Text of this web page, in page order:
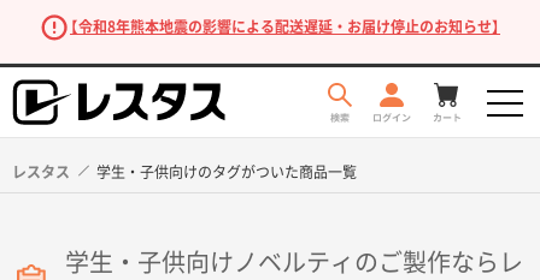
【令和8年熊本地震の影響による配送遅延・お届け停止のお知らせ】
レスタス 学生・子供向けのタグがついた商品一覧
学生・子供向けノベルティのご製作ならレ